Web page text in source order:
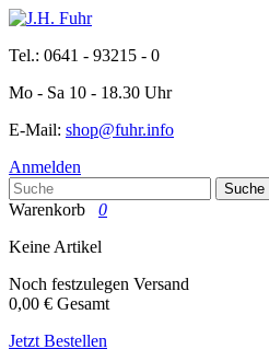
Tel.: 0641 - 93215 - 0
Mo - Sa 10 - 18.30 Uhr
E-Mail: shop@fuhr.info
Anmelden
Suche
Warenkorb
0
Keine Artikel
Noch festzulegen Versand
0,00 € Gesamt
Jetzt Bestellen